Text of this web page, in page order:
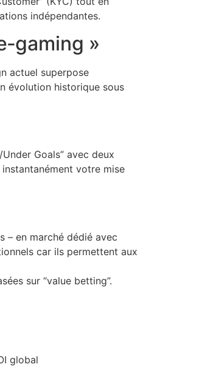
indépendantes.
»
actuel superpose
évolution historique sous
Goals” avec deux
votre mise
– en marché dédié avec
car ils permettent aux
sur “value betting”.
global